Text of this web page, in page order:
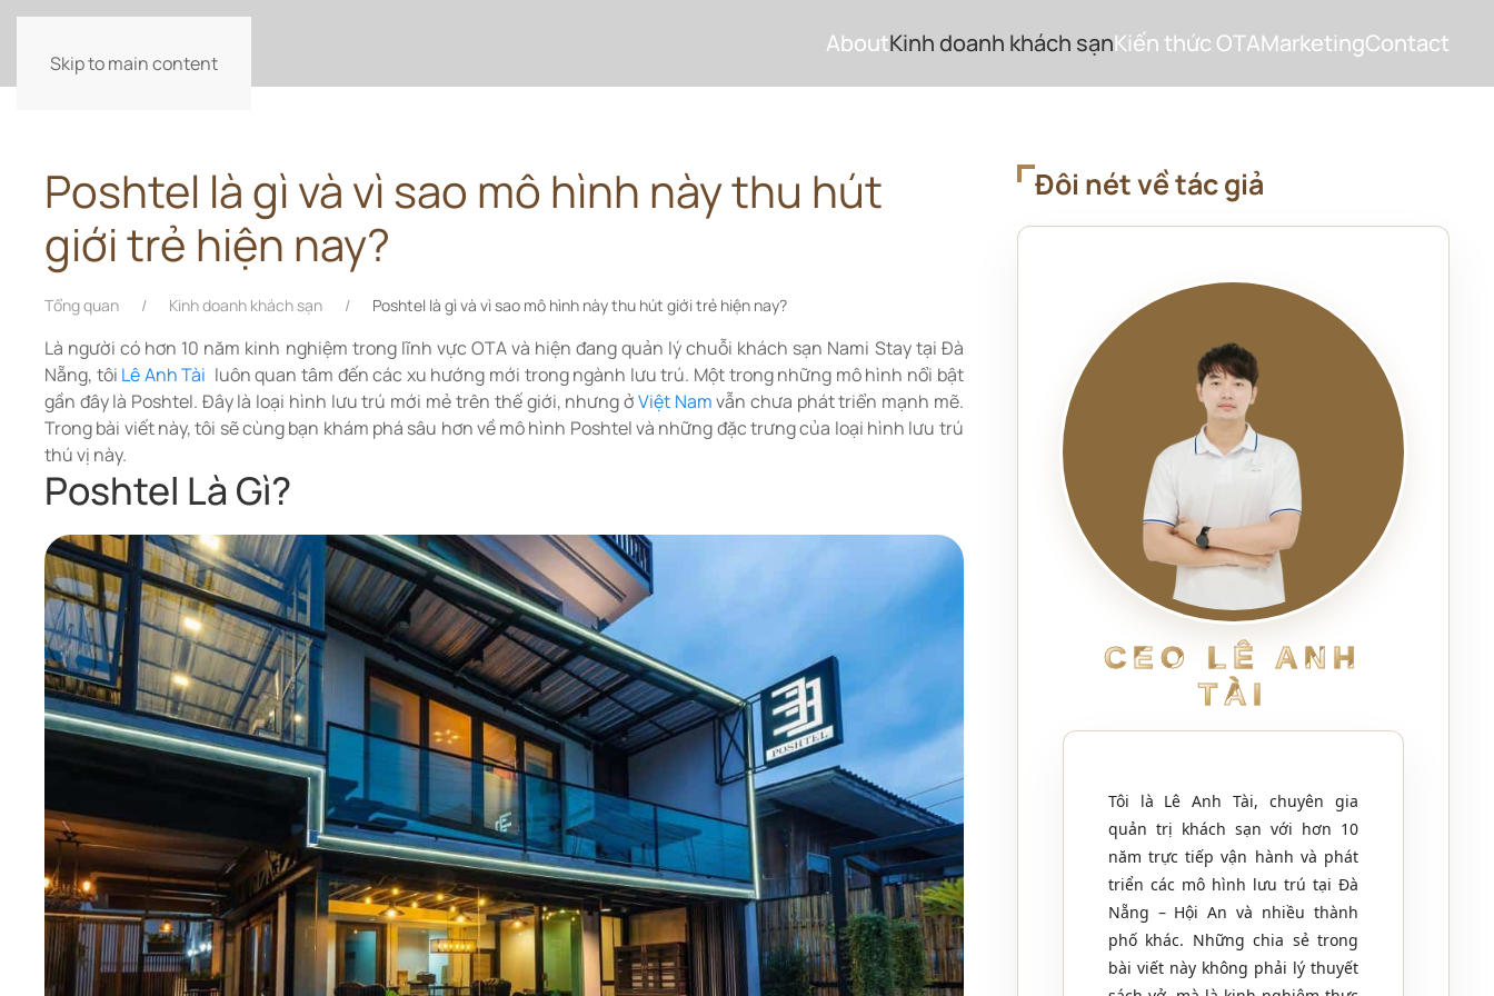
Skip to main content
LÊ ANH TÀI AboutKinh doanh khách sạnKiến thức OTAMarketingContact
Poshtel là gì và vì sao mô hình này thu hút
giới trẻ hiện nay?
Tổng quan Kinh doanh khách sạn Poshtel là gì và vì sao mô hình này thu hút giới trẻ hiện nay?
Là người có hơn 10 năm kinh nghiệm trong lĩnh vực OTA và hiện đang quản lý chuỗi khách sạn Nami Stay tại Đà
Nẵng, tôi Lê Anh Tài luôn quan tâm đến các xu hướng mới trong ngành lưu trú. Một trong những mô hình nổi bật
gần đây là Poshtel. Đây là loại hình lưu trú mới mẻ trên thế giới, nhưng ởViệt Namvẫn chưa phát triển mạnh mẽ.
Trong bài viết này, tôi sẽ cùng bạn khám phá sâu hơn về mô hình Poshtel và những đặc trưng của loại hình lưu trú
thú vị này.
Poshtel Là Gì?
Đôi nét về tác giả
CEO LÊ ANH
TÀI
Tôi là Lê Anh Tài, chuyên gia
quản trị khách sạn với hơn 10
năm trực tiếp vận hành và phát
triển các mô hình lưu trú tại Đà
Nẵng – Hội An và nhiều thành
phố khác. Những chia sẻ trong
bài viết này không phải lý thuyết